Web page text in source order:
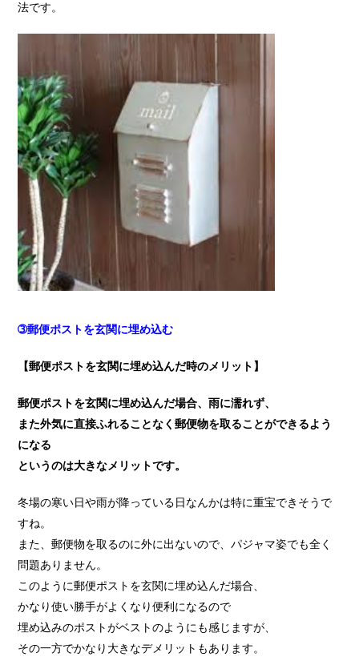
法です。
➂郵便ポストを玄関に埋め込む
【郵便ポストを玄関に埋め込んだ時のメリット】
郵便ポストを玄関に埋め込んだ場合、雨に濡れず、
また外気に直接ふれることなく郵便物を取ることができるよう
になる
というのは大きなメリットです。
冬場の寒い日や雨が降っている日なんかは特に重宝できそうで
すね。
また、郵便物を取るのに外に出ないので、パジャマ姿でも全く
問題ありません。
このように郵便ポストを玄関に埋め込んだ場合、
かなり使い勝手がよくなり便利になるので
埋め込みのポストがベストのようにも感じますが、
その一方でかなり大きなデメリットもあります。